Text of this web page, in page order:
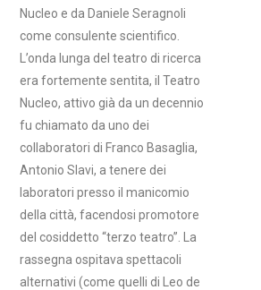
Nucleo e da Daniele Seragnoli
come consulente scientifico.
L’onda lunga del teatro di ricerca
era fortemente sentita, il Teatro
Nucleo, attivo già da un decennio
fu chiamato da uno dei
collaboratori di Franco Basaglia,
Antonio Slavi, a tenere dei
laboratori presso il manicomio
della città, facendosi promotore
del cosiddetto “terzo teatro”. La
rassegna ospitava spettacoli
alternativi (come quelli di Leo de